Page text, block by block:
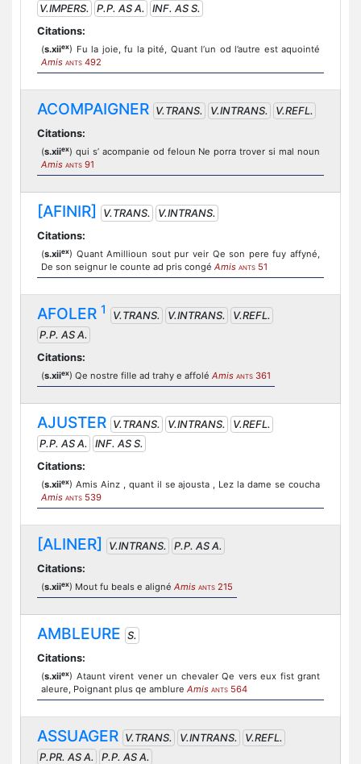
V.IMPERS.
P.P. AS A.
INF. AS S.
Citations:
(s.xiiex) Fu la joie, fu la pité, Quant l’un od l’autre est aquointé
Amis ANTS 492
ACOMPAIGNER V.TRANS. V.INTRANS.
V.REFL.
Citations:
(s.xiiex) qui s’ acompanie od feloun Ne porra trover si mal noun
Amis ANTS 91
[AFINIR] V.TRANS.
V.INTRANS.
Citations:
(s.xiiex) Quant Amillioun sout pur veir Qe son pere fuy affyné,
De son seignur le counte ad pris congé Amis ANTS 51
AFOLER 1 V.TRANS. V.INTRANS.
V.REFL.
P.P. AS A.
Citations:
(s.xiiex) Qe nostre fille ad trahy e affolé Amis ANTS 361
AJUSTER V.TRANS. V.INTRANS.
V.REFL.
P.P. AS A.
INF. AS S.
Citations:
(s.xiiex) Amis Ainz , quant il se ajousta , Lez la dame se coucha
Amis ANTS 539
[ALINER] V.INTRANS.
P.P. AS A.
Citations:
(s.xiiex) Mout fu beals e aligné Amis ANTS 215
AMBLEURE S.
Citations:
(s.xiiex) Ataunt virent vener un chevaler Qe vers eux fist grant
aleure, Poignant plus qe amblure Amis ANTS 564
ASSUAGER V.TRANS. V.INTRANS.
V.REFL.
P.PR. AS A.
P.P. AS A.